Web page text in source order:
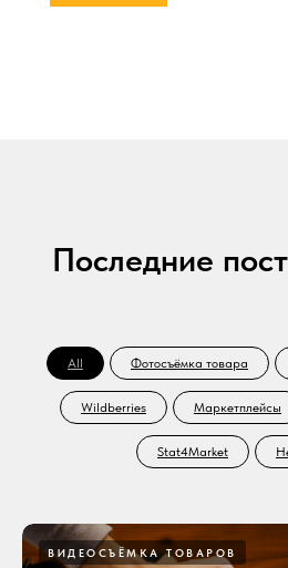
Последние
All Фотосъёмка товара
Wildberries Маркетплейсы
Stat4Market
ВИДЕОСЪЁМКА ТОВАРОВ